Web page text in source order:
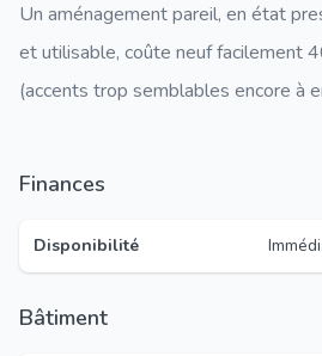
Un aménagement pareil, en état
et utilisable, coûte neuf facilement
(accents trop semblables encore à
Finances
Disponibilité
Bâtiment